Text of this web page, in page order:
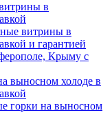
в
витрины в
и гарантией
Крыму с
выносном холоде в
горки на выносном